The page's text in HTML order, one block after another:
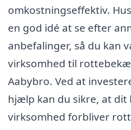
omkostningseffektiv.
en god idé at se efter
anbefalinger, så du kan
virksomhed til
Aabybro. Ved at
hjælp kan du sikre, at dit
virksomhed forbliver